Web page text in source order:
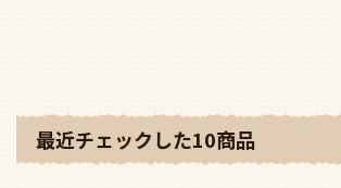
最近チェックした10商品